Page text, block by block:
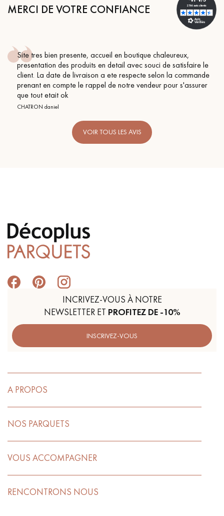
Obtenez un devis gratuit !
MERCI DE VOTRE CONFIANCE
Site tres bien presente, accueil en boutique chaleureux,
presentation des produits en detail avec souci de satisfaire le
client. La date de livraison a ete respecte selon la commande
prenant en compte le rappel de notre vendeur pour s'assurer
que tout etait ok
CHATRON daniel
VOIR TOUS LES AVIS
INCRIVEZ-VOUS À NOTRE
NEWSLETTER ET PROFITEZ DE -10%
INSCRIVEZ-VOUS
A PROPOS
NOS PARQUETS
VOUS ACCOMPAGNER
RENCONTRONS NOUS